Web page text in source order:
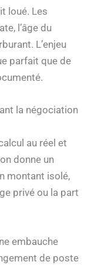
loué. Les
l’âge du
L’enjeu
parfait que de
la négociation
au réel et
donne un
montant isolé,
privé ou la part
embauche
de poste